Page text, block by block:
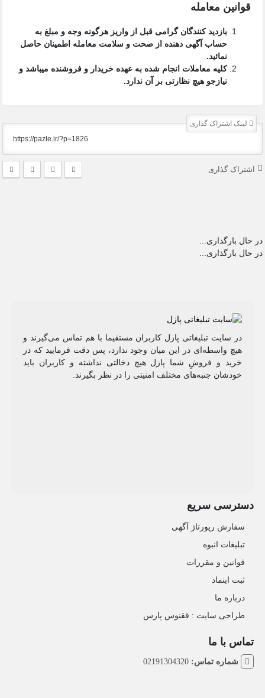
قوانین معامله
بازدید کنندگان گرامی قبل از واریز هرگونه وجه و مبلغ به
حساب آگهی دهنده از صحت و سلامت معامله اطمینان حاصل
نمائید.
کلیه معاملات انجام شده به عهده خریدار و فروشنده میباشد و
نیازجو هیچ نظارتی بر آن ندارد.
لینک اشتراک گذاری
اشتراک گذاری
در حال بارگذاری...
در حال بارگذاری...
در سایت تبلیغاتی پازل کاربران مستقیما با هم تماس می‌گیرند و
هیچ واسطه‌ای در این میان وجود ندارد، پس دقت فرمایید که در
خرید و فروشِ شما پازل هیچ دخالتی نداشته و کاربران باید
خودشان جنبه‌های مختلف امنیتی را در نظر بگیرند.
دسترسی سریع
سفارش رپورتاژ آگهی
تبلیغات انبوه
قوانین و مقررات
ثبت اینماد
درباره ما
طراحی سایت : ققنوس پارس
تماس با ما
شماره تماس:02191304320